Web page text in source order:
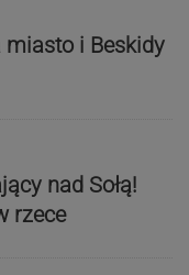
miasto i Beskidy
nad Sołą!
rzece